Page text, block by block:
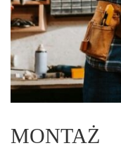
MONTAŻ